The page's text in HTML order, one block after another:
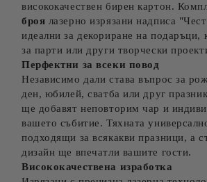
висококачествен бирен картон.
броя лазерно изрязани надписа
идеални за декориране на подаръци,
за парти или други творчески
Перфектни за всеки повод
Независимо дали става въпрос за
ден, юбилей, сватба или друг
ще добавят неповторим чар и
вашето събитие. Тяхната
подходящи за всякакви празници, а
дизайн ще впечатли вашите гости.
Висококачествена изработка